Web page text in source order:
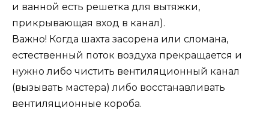
и ванной есть решетка для вытяжки,
прикрывающая вход в канал).
Важно! Когда шахта засорена или сломана,
естественный поток воздуха прекращается и
нужно либо чистить вентиляционный канал
(вызывать мастера) либо восстанавливать
вентиляционные короба.